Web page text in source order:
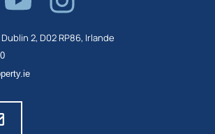
2, D02 RP86, Irlande